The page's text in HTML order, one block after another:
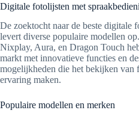
Digitale fotolijsten met
De zoektocht naar de beste digitale
levert diverse populaire modellen op.
Nixplay, Aura, en Dragon Touch
markt met innovatieve functies en
mogelijkheden die het bekijken van
ervaring maken.
Populaire modellen en merken